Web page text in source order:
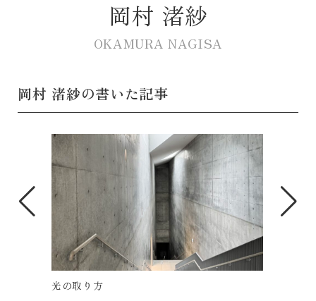
岡村 渚紗
OKAMURA NAGISA
岡村 渚紗の書いた記事
『KUMU KANAZAWA』